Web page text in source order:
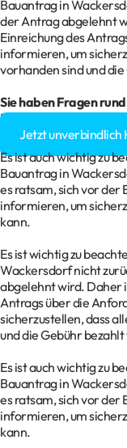
Bauantrag in
der Antrag abgelehnt
Einreichung des
informieren, um
vorhanden sind und
Sie haben Fragen
Baugenehmigung?
Jetzt unverbindlich
Es ist auch wichtig zu
Bauantrag in
es ratsam, sich vor der
informieren, um
kann.
Es ist wichtig zu
Wackersdorf nicht
abgelehnt wird. Daher
Antrags über die
sicherzustellen, dass
und die Gebühr
Es ist auch wichtig zu
Bauantrag in
es ratsam, sich vor der
informieren, um
kann.